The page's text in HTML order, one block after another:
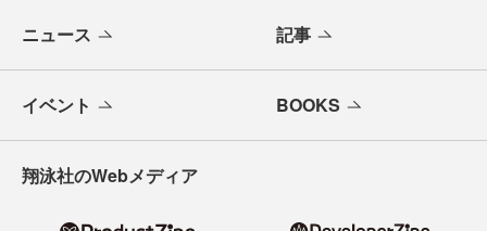
ニュース 記事
イベント BOOKS
翔泳社のWebメディア